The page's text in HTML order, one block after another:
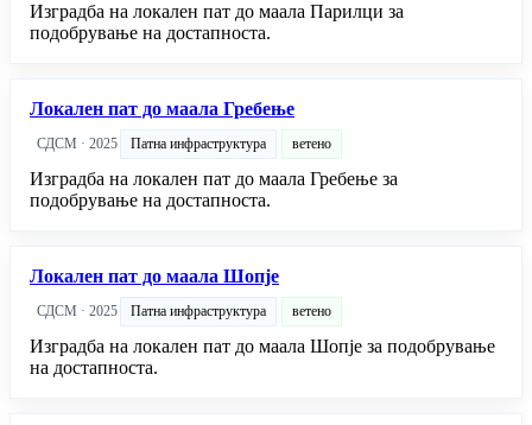
Изградба на локален пат до маала Парилци за
подобрување на достапноста.
Локален пат до маала Гребење
СДСМ · 2025 Патна инфраструктура ветено
Изградба на локален пат до маала Гребење за
подобрување на достапноста.
Локален пат до маала Шопје
СДСМ · 2025 Патна инфраструктура ветено
Изградба на локален пат до маала Шопје за подобрување
на достапноста.